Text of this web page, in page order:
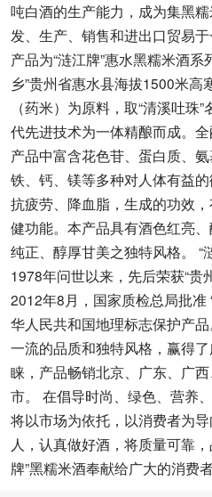
吨白酒的生产能力，成为集黑
发、生产、销售和进出口贸易
产品为“涟江牌”惠水黑糯米酒
乡”贵州省惠水县海拔1500米
（药米）为原料，取“清溪吐珠
代先进技术为一体精酿而成。
产品中富含花色苷、蛋白质、氨
铁、钙、镁等多种对人体有益的
抗疲劳、降血脂，生成的功效
健功能。本产品具有酒色红亮
纯正、醇厚甘美之独特风格。 “
1978年问世以来，先后荣获“贵
2012年8月，国家质检总局批准
华人民共和国地理标志保护产品
一流的品质和独特风格，赢得
睐，产品畅销北京、广东、广
市。 在倡导时尚、绿色、营养
将以市场为依托，以消费者为
人，认真做好酒，将质量可靠
牌”黑糯米酒奉献给广大的消费者